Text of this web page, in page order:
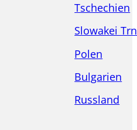
Tschechien
Slowakei
Polen
Bulgarien
Russland